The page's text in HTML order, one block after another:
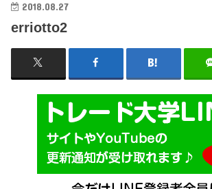
2018.08.27
erriotto2